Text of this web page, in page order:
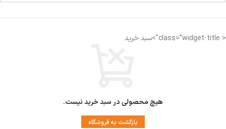
زدگی
< class="widget-title">سبد خرید
هیچ محصولی در سبد خرید نیست.
بازگشت به فروشگاه